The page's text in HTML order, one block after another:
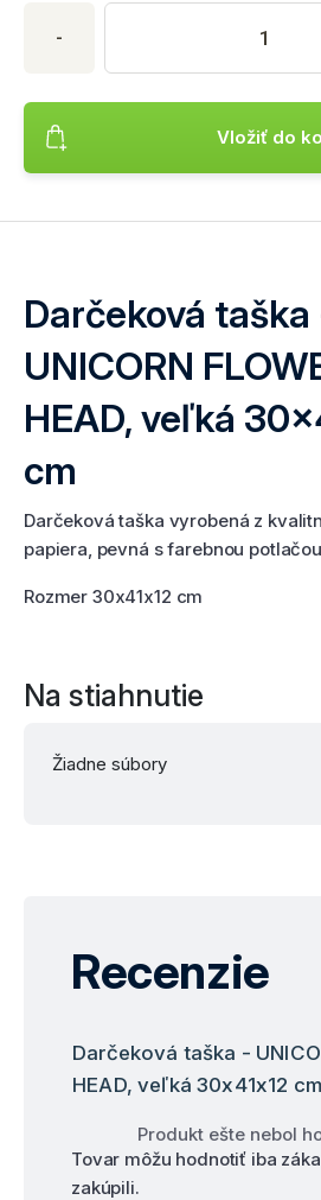
Množstvo produktu
-
Zadajte požadované množstvo
Vložiť do
Pridá produkt Darčeková taška -
Darčeková taška
UNICORN
HEAD, veľká
cm
Darčeková taška vyrobená z
papiera, pevná s farebnou
Rozmer 30x41x12 cm
Na stiahnutie
Žiadne súbory
Recenzie
Darčeková taška -
HEAD, veľká 30x41x12 cm
Produkt ešte nebol
Tovar môžu hodnotiť iba
zakúpili.